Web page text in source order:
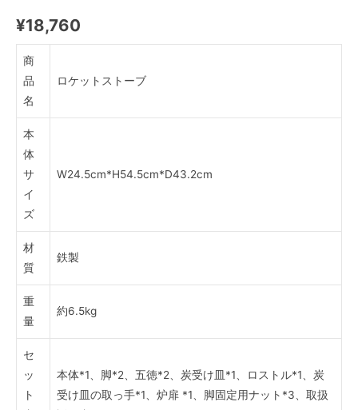
¥18,760
商
品
名
ロケットストーブ
本
体
サ
イ
ズ
W24.5cm*H54.5cm*D43.2cm
材
質
鉄製
重
量
約6.5kg
セ
ッ
ト
本体*1、脚*2、五徳*2、炭受け皿*1、ロストル*1、炭
受け皿の取っ手*1、炉扉 *1、脚固定用ナット*3、取扱